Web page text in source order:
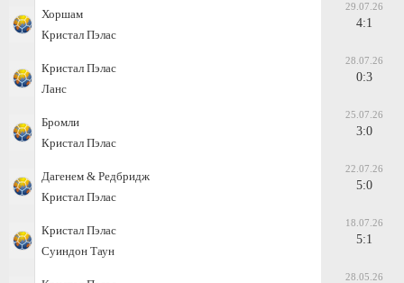
Хоршам
Кристал Пэлас
29.07.26
4:1
Кристал Пэлас
Ланс
28.07.26
0:3
Бромли
Кристал Пэлас
25.07.26
3:0
Дагенем & Редбридж
Кристал Пэлас
22.07.26
5:0
Кристал Пэлас
Суиндон Таун
18.07.26
5:1
28.05.26